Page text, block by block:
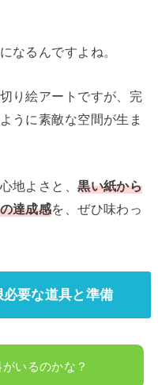
なるんですよね。
り絵アートですが、完
うに素敵な空間が生ま
地よさと、黒い紙から
達成感を、ぜひ味わっ
要な道具と準備
いるのかな？